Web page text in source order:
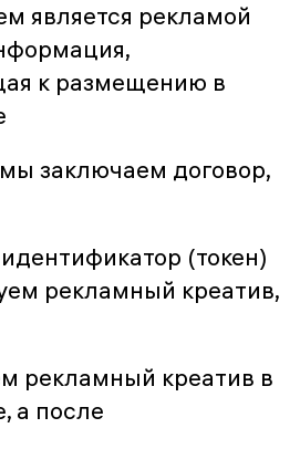
является рекламой
к размещению в
заключаем договор,
(токен)
рекламный креатив,
рекламный креатив в
а после